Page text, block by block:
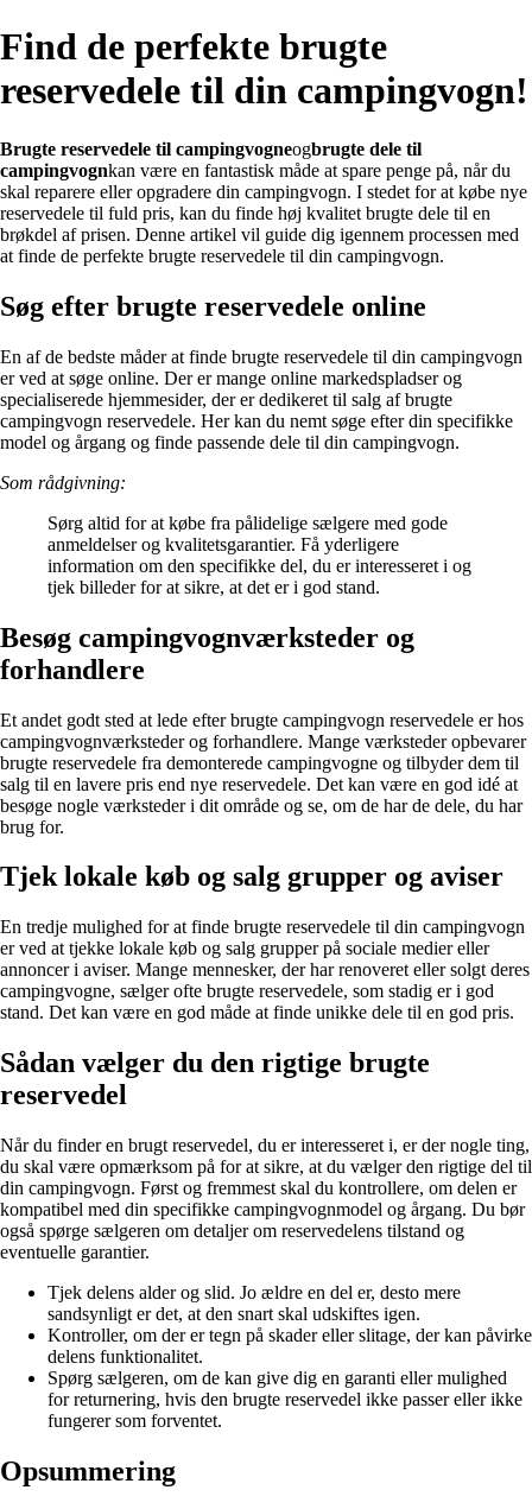
Find de perfekte brugte
reservedele til din campingvogn!
Brugte reservedele til campingvogneogbrugte dele til
campingvognkan være en fantastisk måde at spare penge på, når du
skal reparere eller opgradere din campingvogn. I stedet for at købe nye
reservedele til fuld pris, kan du finde høj kvalitet brugte dele til en
brøkdel af prisen. Denne artikel vil guide dig igennem processen med
at finde de perfekte brugte reservedele til din campingvogn.
Søg efter brugte reservedele online
En af de bedste måder at finde brugte reservedele til din campingvogn
er ved at søge online. Der er mange online markedspladser og
specialiserede hjemmesider, der er dedikeret til salg af brugte
campingvogn reservedele. Her kan du nemt søge efter din specifikke
model og årgang og finde passende dele til din campingvogn.
Som rådgivning:
Sørg altid for at købe fra pålidelige sælgere med gode
anmeldelser og kvalitetsgarantier. Få yderligere
information om den specifikke del, du er interesseret i og
tjek billeder for at sikre, at det er i god stand.
Besøg campingvognværksteder og
forhandlere
Et andet godt sted at lede efter brugte campingvogn reservedele er hos
campingvognværksteder og forhandlere. Mange værksteder opbevarer
brugte reservedele fra demonterede campingvogne og tilbyder dem til
salg til en lavere pris end nye reservedele. Det kan være en god idé at
besøge nogle værksteder i dit område og se, om de har de dele, du har
brug for.
Tjek lokale køb og salg grupper og aviser
En tredje mulighed for at finde brugte reservedele til din campingvogn
er ved at tjekke lokale køb og salg grupper på sociale medier eller
annoncer i aviser. Mange mennesker, der har renoveret eller solgt deres
campingvogne, sælger ofte brugte reservedele, som stadig er i god
stand. Det kan være en god måde at finde unikke dele til en god pris.
Sådan vælger du den rigtige brugte
reservedel
Når du finder en brugt reservedel, du er interesseret i, er der nogle ting,
du skal være opmærksom på for at sikre, at du vælger den rigtige del til
din campingvogn. Først og fremmest skal du kontrollere, om delen er
kompatibel med din specifikke campingvognmodel og årgang. Du bør
også spørge sælgeren om detaljer om reservedelens tilstand og
eventuelle garantier.
Tjek delens alder og slid. Jo ældre en del er, desto mere
sandsynligt er det, at den snart skal udskiftes igen.
Kontroller, om der er tegn på skader eller slitage, der kan påvirke
delens funktionalitet.
Spørg sælgeren, om de kan give dig en garanti eller mulighed
for returnering, hvis den brugte reservedel ikke passer eller ikke
fungerer som forventet.
Opsummering